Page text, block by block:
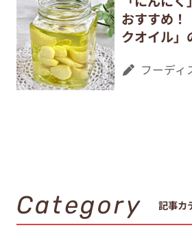
おすすめ！
クオイル」
フーディ
Category 記事カ